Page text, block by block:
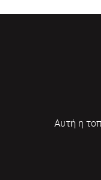
Αυτή η